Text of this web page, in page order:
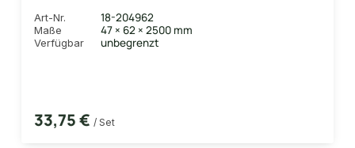
Art-Nr. 18-204962
Maße 47 × 62 × 2500 mm
Verfügbar unbegrenzt
33,75 € / Set